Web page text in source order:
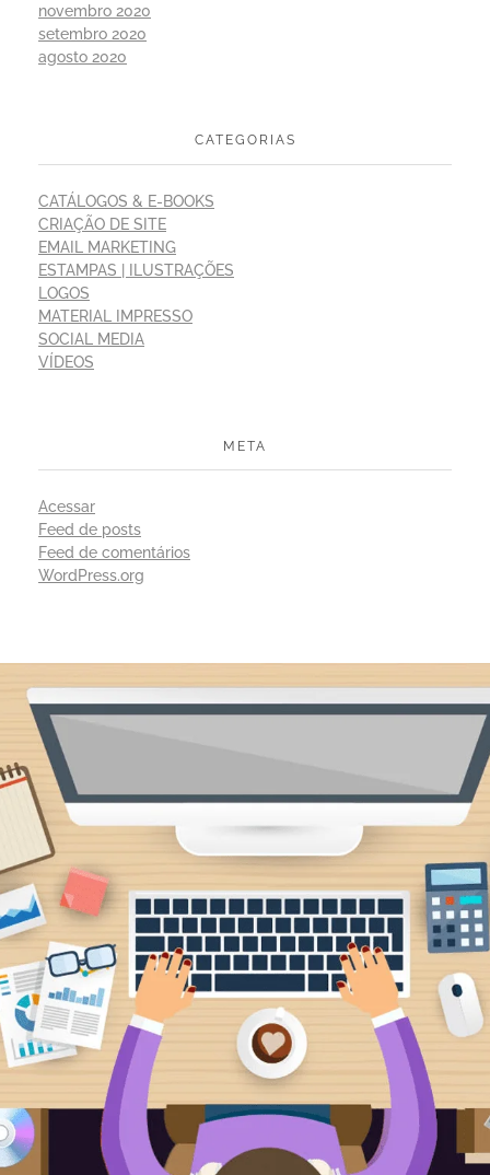
novembro 2020
setembro 2020
agosto 2020
CATEGORIAS
CATÁLOGOS & E-BOOKS
CRIAÇÃO DE SITE
EMAIL MARKETING
ESTAMPAS | ILUSTRAÇÕES
LOGOS
MATERIAL IMPRESSO
SOCIAL MEDIA
VÍDEOS
META
Acessar
Feed de posts
Feed de comentários
WordPress.org